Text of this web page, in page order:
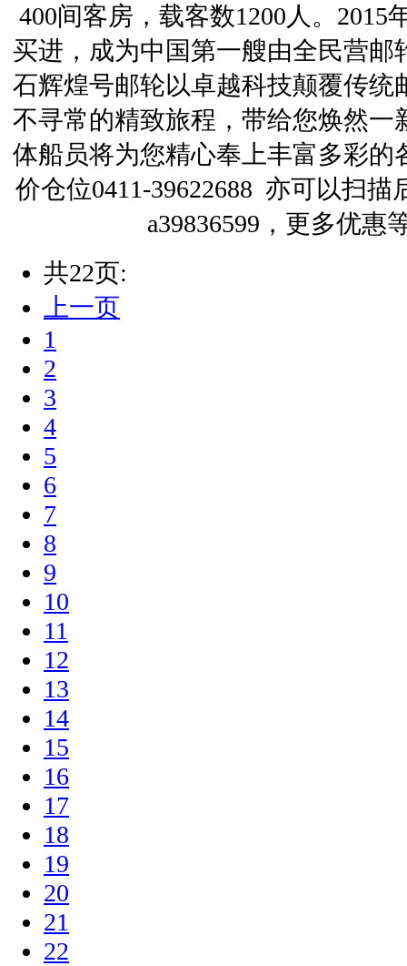
400间客房，载客数1200人。2015
买进，成为中国第一艘由全民营邮
石辉煌号邮轮以卓越科技颠覆传统
不寻常的精致旅程，带给您焕然一
体船员将为您精心奉上丰富多彩的
价仓位0411-39622688 亦可以扫
a39836599，更多优惠
共22页:
上一页
1
2
3
4
5
6
7
8
9
10
11
12
13
14
15
16
17
18
19
20
21
22